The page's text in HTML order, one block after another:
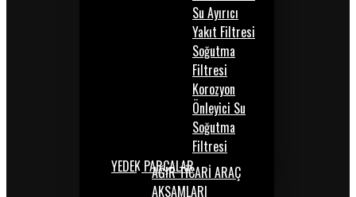
Su Ayırıcı
Yakıt Filtresi
Soğutma
Filtresi
Korozyon
Önleyici Su
Soğutma
Filtresi
YEDEK PARÇALARAĞIR TİCARİ ARAÇ
AKSAMLARI